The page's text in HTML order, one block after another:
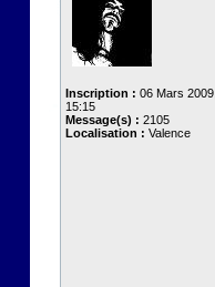
Inscription : 06 Mars 2009,
15:15
Message(s) : 2105
Localisation : Valence